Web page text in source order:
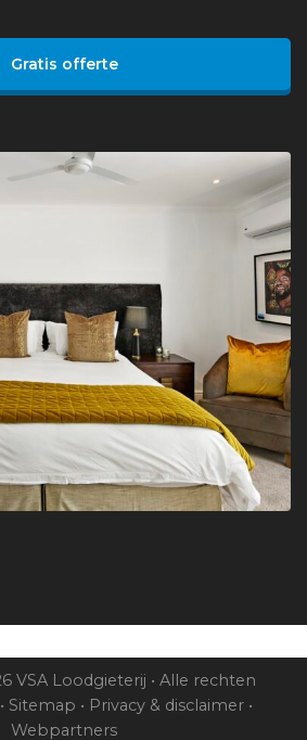
Gratis offerte
VSA Loodgieterij • Alle rechten
Sitemap • Privacy & disclaimer •
Webpartners